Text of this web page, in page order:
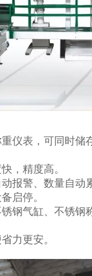
仪表，可同时
，精度高。
报警、数量自动
启停。
钢气缸、不锈
力更安。